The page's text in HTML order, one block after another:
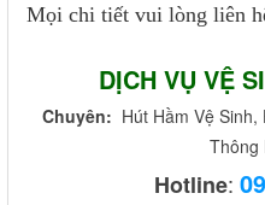
Mọi chi tiết vui lòng liên
DỊCH VỤ VỆ
Chuyên: Hút Hầm Vệ
Thông
Hotline: